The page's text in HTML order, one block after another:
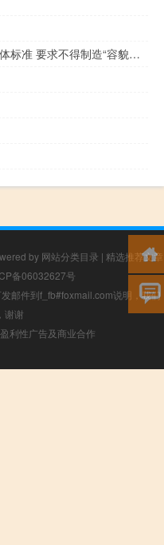
成都发布医疗美容广告发布规范团体标准 要求不得制造“容貌焦虑”
by 网站分类目录 | 精选推荐文章
备06032627号
邮件到f_fb#foxmail.com说明，我们
谢谢
利性广告及商业合作